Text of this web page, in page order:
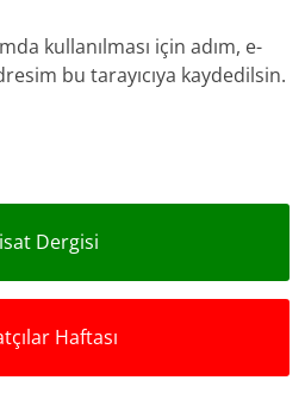
kullanılması için adım, e-
bu tarayıcıya kaydedilsin.
Dergisi
Haftası